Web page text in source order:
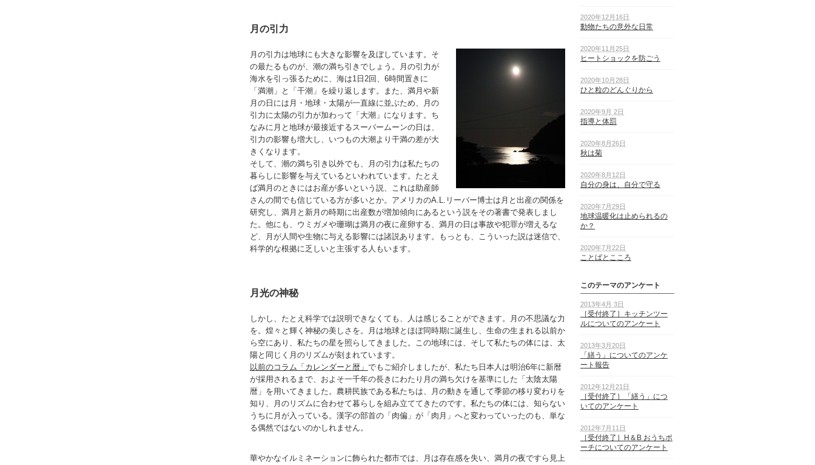
月の引力
月の引力は地球にも大きな影響を及ぼしています。そ
の最たるものが、潮の満ち引きでしょう。月の引力が
海水を引っ張るために、海は1日2回、6時間置きに
「満潮」と「干潮」を繰り返します。また、満月や新
月の日には月・地球・太陽が一直線に並ぶため、月の
引力に太陽の引力が加わって「大潮」になります。ち
なみに月と地球が最接近するスーパームーンの日は、
引力の影響も増大し、いつもの大潮より干満の差が大
きくなります。
そして、潮の満ち引き以外でも、月の引力は私たちの
暮らしに影響を与えているといわれています。たとえ
ば満月のときにはお産が多いという説、これは助産師
さんの間でも信じている方が多いとか。アメリカのA.L.リーバー博士は月と出産の関係を
研究し、満月と新月の時期に出産数が増加傾向にあるという説をその著書で発表しまし
た。他にも、ウミガメや珊瑚は満月の夜に産卵する、満月の日は事故や犯罪が増えるな
ど、月が人間や生物に与える影響には諸説あります。もっとも、こういった説は迷信で、
科学的な根拠に乏しいと主張する人もいます。
月光の神秘
しかし、たとえ科学では説明できなくても、人は感じることができます。月の不思議な力
を。煌々と輝く神秘の美しさを。月は地球とほぼ同時期に誕生し、生命の生まれる以前か
ら空にあり、私たちの星を照らしてきました。この地球には、そして私たちの体には、太
陽と同じく月のリズムが刻まれています。
以前のコラム「カレンダーと暦」 でもご紹介しましたが、私たち日本人は明治6年に新暦
が採用されるまで、およそ一千年の長きにわたり月の満ち欠けを基準にした「太陰太陽
暦」を用いてきました。農耕民族である私たちは、月の動きを通して季節の移り変わりを
知り、月のリズムに合わせて暮らしを組み立ててきたのです。私たちの体には、知らない
うちに月が入っている。漢字の部首の「肉偏」が「肉月」へと変わっていったのも、単な
る偶然ではないのかしれません。
華やかなイルミネーションに飾られた都市では、月は存在感を失い、満月の夜ですら見上
2020年12月16日
動物たちの意外な日常
2020年11月25日
ヒートショックを防ごう
2020年10月28日
ひと粒のどんぐりから
2020年9月 2日
指導と体罰
2020年8月26日
秋は菊
2020年8月12日
自分の身は、自分で守る
2020年7月29日
地球温暖化は止められるの
か？
2020年7月22日
ことばとこころ
このテーマのアンケート
2013年4月 3日
［受付終了］キッチンツー
ルについてのアンケート
2013年3月20日
「繕う」についてのアンケ
ート報告
2012年12月21日
［受付終了］「繕う」につ
いてのアンケート
2012年7月11日
［受付終了］H＆B おうちポ
ーチについてのアンケート